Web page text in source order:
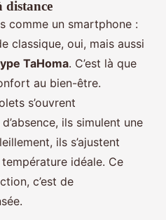
distance
comme un smartphone :
classique, oui, mais aussi
TaHoma. C’est là que
au bien-être.
s’ouvrent
ils simulent une
ils s’ajustent
idéale. Ce
c’est de